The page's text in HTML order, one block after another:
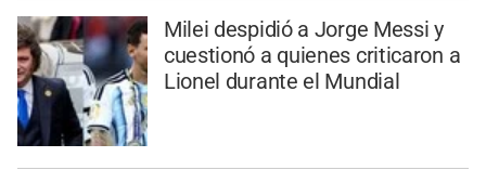
Milei despidió a Jorge Messi y
cuestionó a quienes criticaron a
Lionel durante el Mundial